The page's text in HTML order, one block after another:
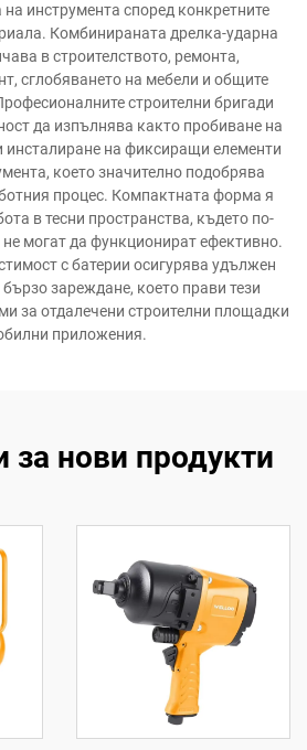
инструмента според конкретните
Комбинираната дрелка-ударна
в строителството, ремонта,
сглобяването на мебели и общите
строителни бригади
да изпълнява както пробиване на
инсталиране на фиксиращи елементи
което значително подобрява
процес. Компактната форма я
в тесни пространства, където по-
не могат да функционират ефективно.
с батерии осигурява удължен
зареждане, което прави тези
за отдалечени строителни площадки
приложения.
за нови продукти